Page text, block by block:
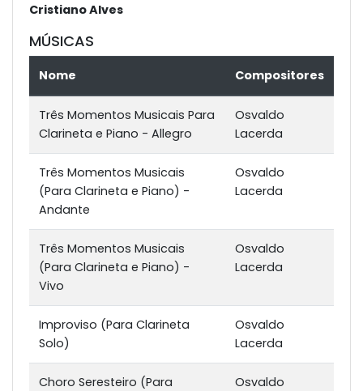
Cristiano Alves
MÚSICAS
Nome Compositores
Três Momentos Musicais Para
Clarineta e Piano - Allegro
Osvaldo
Lacerda
Três Momentos Musicais
(Para Clarineta e Piano) -
Andante
Osvaldo
Lacerda
Três Momentos Musicais
(Para Clarineta e Piano) -
Vivo
Osvaldo
Lacerda
Improviso (Para Clarineta
Solo)
Osvaldo
Lacerda
Choro Seresteiro (Para
Osvaldo